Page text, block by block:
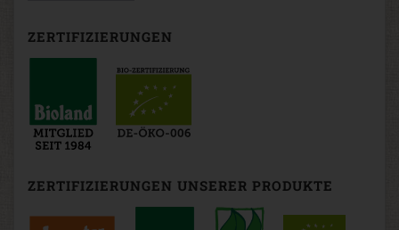
ZERTIFIZIERUNGEN
ZERTIFIZIERUNGEN UNSERER PRODUKTE